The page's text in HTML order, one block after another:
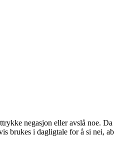
negasjon eller avslå noe.
brukes i dagligtale for å si nei,